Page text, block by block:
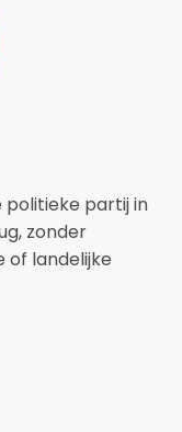
politieke partij in
zonder
of landelijke